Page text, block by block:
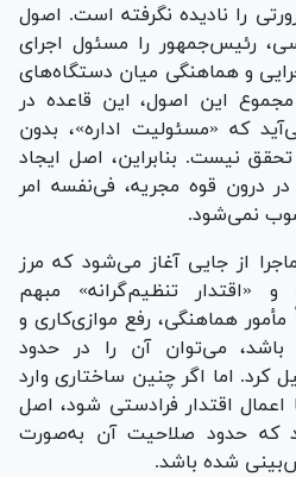
را نادیده نگرفته است. اصول
قانون اساسی، رئیس‌جمهور را مسئول اجرای
و هماهنگی میان دستگاه‌های
این اصول، این قاعده در
که «مسئولیت اداره»، بدون
نیست. بنابراین، اصل ایجاد
درون قوه مجریه، فی‌نفسه امر
نمی‌شود.
از جایی آغاز می‌شود که مرز
«اقتدار تنظیم‌گرانه» مبهم
هماهنگی، رفع موازی‌کاری و
می‌توان آن را در حدود
کرد. اما اگر چنین ساختاری وارد
اعمال اقتدار فرادستی شود، اصل
که حدود صلاحیت آن به‌صورت
شده باشد.